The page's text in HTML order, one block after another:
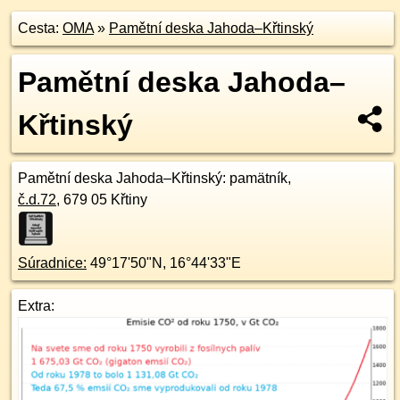
Cesta: OMA» Pamětní deska Jahoda–Křtinský
Pamětní deska Jahoda–
Křtinský
Pamětní deska Jahoda–Křtinský: pamätník,
č.d.72, 679 05 Křtiny
Súradnice: 49°17'50"N , 16°44'33"E
Extra: